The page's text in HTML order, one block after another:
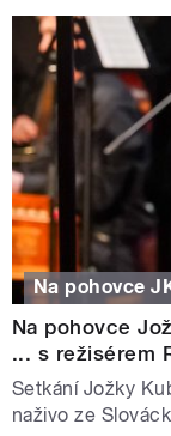
Na pohovce
Na pohovce
... s režisérem
Setkání Jožky
naživo ze